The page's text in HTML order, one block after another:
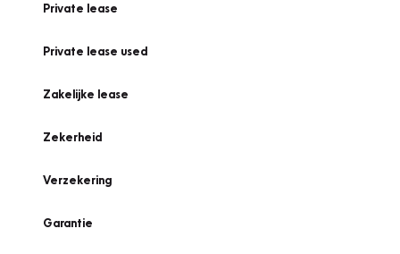
Private lease
Private lease used
Zakelijke lease
Zekerheid
Verzekering
Garantie